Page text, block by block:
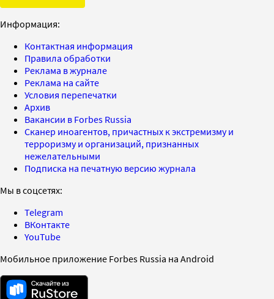
Информация:
Контактная информация
Правила обработки
Реклама в журнале
Реклама на сайте
Условия перепечатки
Архив
Вакансии в Forbes Russia
Сканер иноагентов, причастных к экстремизму и
терроризму и организаций, признанных
нежелательными
Подписка на печатную версию журнала
Мы в соцсетях:
Telegram
ВКонтакте
YouTube
Мобильное приложение Forbes Russia на Android